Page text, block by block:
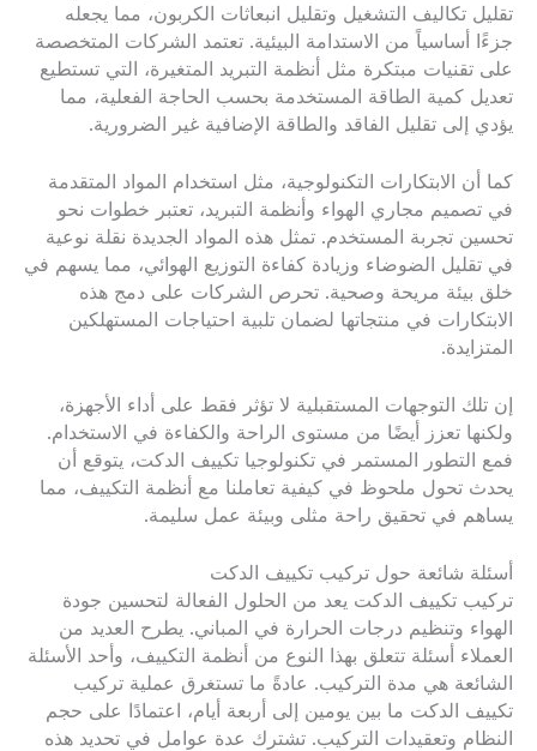
تقليل تكاليف التشغيل وتقليل انبعاثات الكربون، مما يجعله
جزءًا أساسياً من الاستدامة البيئية. تعتمد الشركات المتخصصة
على تقنيات مبتكرة مثل أنظمة التبريد المتغيرة، التي تستطيع
تعديل كمية الطاقة المستخدمة بحسب الحاجة الفعلية، مما
يؤدي إلى تقليل الفاقد والطاقة الإضافية غير الضرورية.
كما أن الابتكارات التكنولوجية، مثل استخدام المواد المتقدمة
في تصميم مجاري الهواء وأنظمة التبريد، تعتبر خطوات نحو
تحسين تجربة المستخدم. تمثل هذه المواد الجديدة نقلة نوعية
في تقليل الضوضاء وزيادة كفاءة التوزيع الهوائي، مما يسهم في
خلق بيئة مريحة وصحية. تحرص الشركات على دمج هذه
الابتكارات في منتجاتها لضمان تلبية احتياجات المستهلكين
المتزايدة.
إن تلك التوجهات المستقبلية لا تؤثر فقط على أداء الأجهزة،
ولكنها تعزز أيضًا من مستوى الراحة والكفاءة في الاستخدام.
فمع التطور المستمر في تكنولوجيا تكييف الدكت، يتوقع أن
يحدث تحول ملحوظ في كيفية تعاملنا مع أنظمة التكييف، مما
يساهم في تحقيق راحة مثلى وبيئة عمل سليمة.
أسئلة شائعة حول تركيب تكييف الدكت
تركيب تكييف الدكت يعد من الحلول الفعالة لتحسين جودة
الهواء وتنظيم درجات الحرارة في المباني. يطرح العديد من
العملاء أسئلة تتعلق بهذا النوع من أنظمة التكييف، وأحد الأسئلة
الشائعة هي مدة التركيب. عادةً ما تستغرق عملية تركيب
تكييف الدكت ما بين يومين إلى أربعة أيام، اعتمادًا على حجم
النظام وتعقيدات التركيب. تشترك عدة عوامل في تحديد هذه